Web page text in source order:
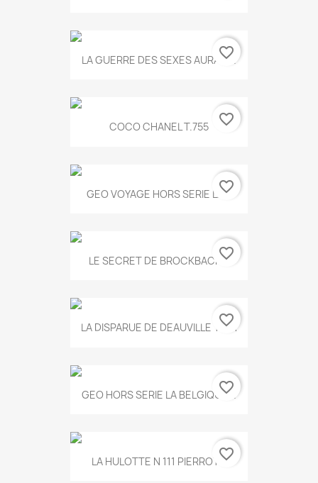
LA GUERRE DES SEXES AURA T...
favorite_border
COCO CHANEL T.755 favorite_border
GEO VOYAGE HORS SERIE LA...
favorite_border
LE SECRET DE BROCKBACK...
favorite_border
LA DISPARUE DE DEAUVILLE T.551
favorite_border
GEO HORS SERIE LA BELGIQUE...
favorite_border
LA HULOTTE N 111 PIERROT...favorite_border